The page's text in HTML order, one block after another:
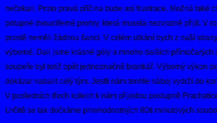
nečekali. Proto pravá příčina bude asi frustrace. Možná také
potupné dvouciferné prohry, která musela nezvratně přijít. V
prostě neměli žádnou šanci. V celém utkání bych z naší
výborné. Dali jsme krásné góly a mnoho dalších
soupeře byl totiž opět jednoznačně brankář. Výborný výkon
dokázal nabalit celý tým. Jestli nám tenhle náboj vydrží do
V posledních třech kolech k nám přijedou postupně
Určitě se tak dočkáme plnohodnotných 80ti minutových